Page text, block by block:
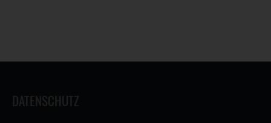
DATENSCHUTZ